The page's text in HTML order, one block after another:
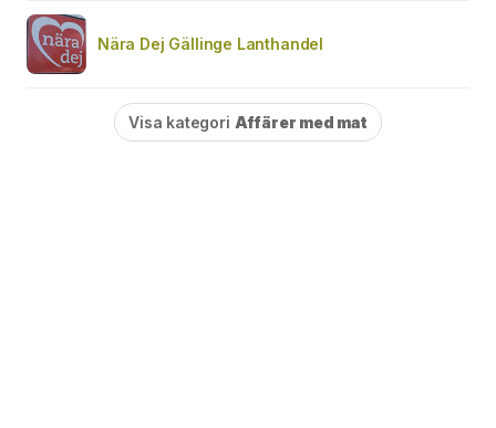
Nära Dej Gällinge Lanthandel
Visa kategori Affärer med mat